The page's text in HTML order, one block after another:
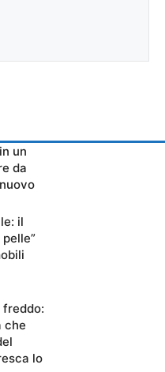
un
da
il
che
lo